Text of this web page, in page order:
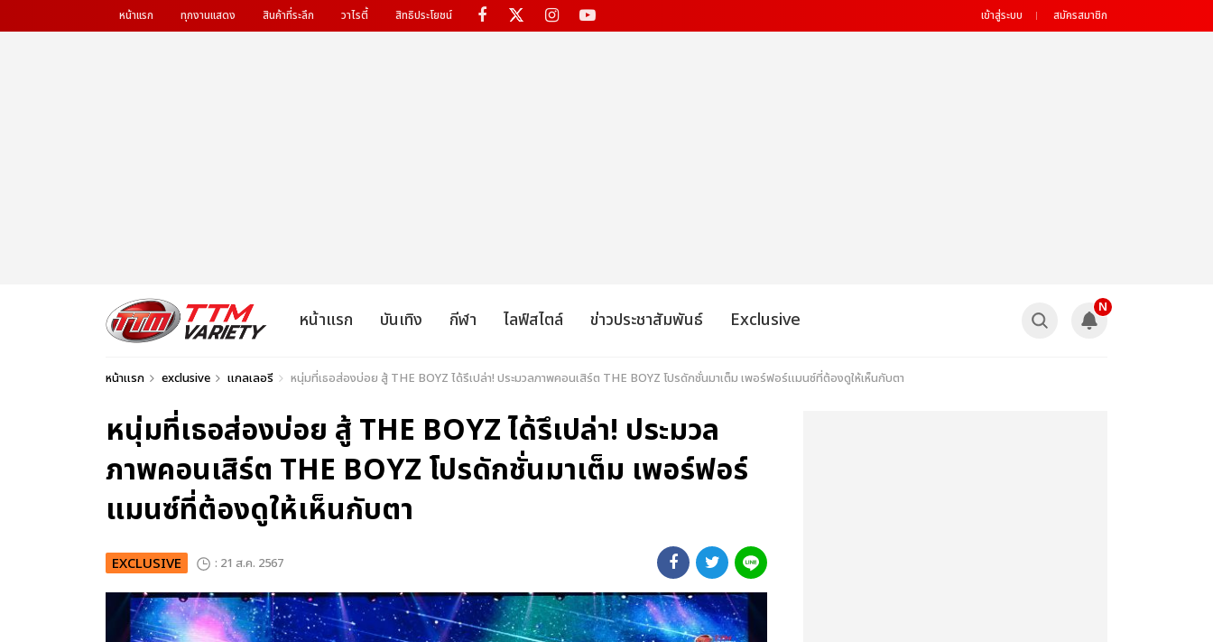
หน้าแรก ทุกงานแสดง สินค้าที่ระลึก วาไรตี้ สิทธิประโยชน์ เข้าสู่ระบบ สมัครสมาชิก
หน้าแรก บันเทิง กีฬา ไลฟ์สไตล์ ข่าวประชาสัมพันธ์ Exclusive
N
หน้าแรก exclusive แกลเลอรี หนุ่มที่เธอส่องบ่อย สู้ THE BOYZ ได้รึเปล่า! ประมวลภาพคอนเสิร์ต THE BOYZ โปรดักชั่นมาเต็ม เพอร์ฟอร์แมนซ์ที่ต้องดูให้เห็นกับตา
หนุ่มที่เธอส่องบ่อย สู้ THE BOYZ ได้รึเปล่า! ประมวล
ภาพคอนเสิร์ต THE BOYZ โปรดักชั่นมาเต็ม เพอร์ฟอร์
แมนซ์ที่ต้องดูให้เห็นกับตา
EXCLUSIVE : 21 ส.ค. 2567